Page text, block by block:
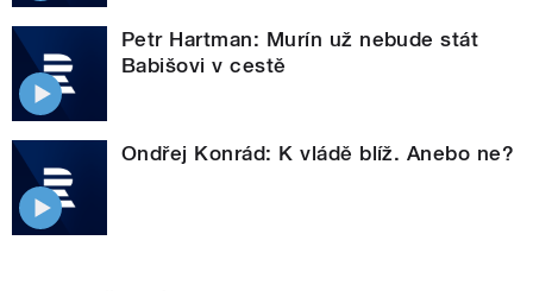
Petr Hartman: Murín už nebude stát
Babišovi v cestě
Ondřej Konrád: K vládě blíž. Anebo ne?